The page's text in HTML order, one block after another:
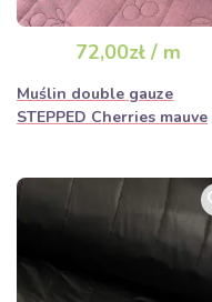
72,00zł / m
Muślin double gauze
STEPPED Cherries mauve